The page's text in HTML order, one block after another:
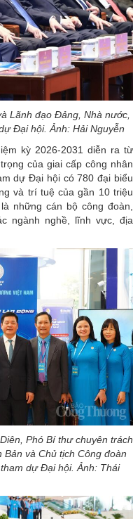
Lãnh đạo Đảng, Nhà nước,
Đại hội. Ảnh: Hải Nguyễn
kỳ 2026-2031 diễn ra từ
của giai cấp công nhân
dự Đại hội có 780 đại biểu
và trí tuệ của gần 10 triệu
những cán bộ công đoàn,
ngành nghề, lĩnh vực, địa
Phó Bí thư chuyên trách
và Chủ tịch Công đoàn
dự Đại hội. Ảnh: Thái